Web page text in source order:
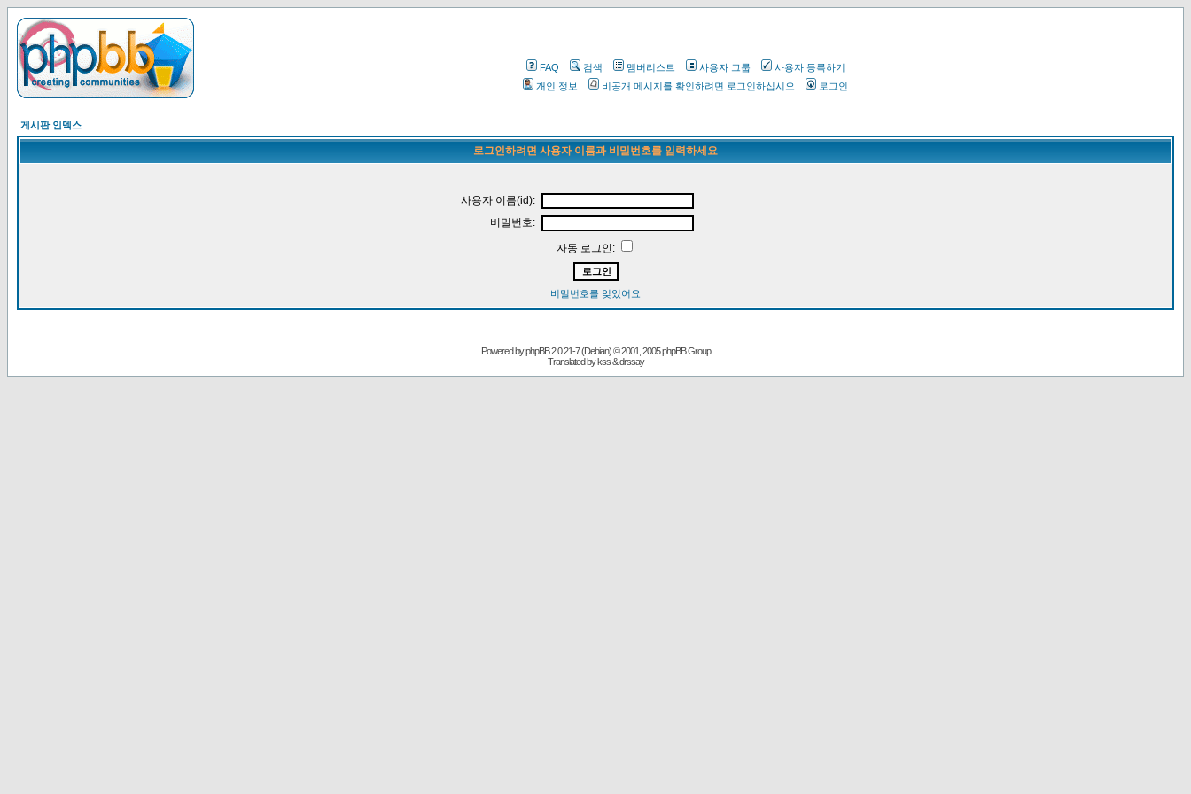
FAQ 검색 멤버리스트 사용자 그룹
사용자 등록하기
개인 정보
비공개 메시지를 확인하려면 로그인하십시오 로그인
게시판 인덱스
로그인하려면 사용자 이름과 비밀번호를 입력하세요
사용자 이름(id):
비밀번호:
자동 로그인:
비밀번호를 잊었어요
Powered byphpBB2.0.21-7 (Debian) © 2001, 2005 phpBB Group
Translated by kss & drssay